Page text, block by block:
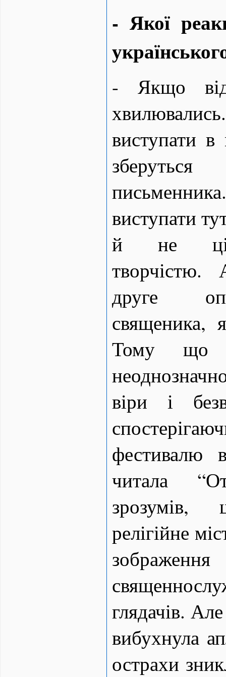
- Якої
- Якщо
виступати
виступати
й не
друге
священика,
Тому що
віри і
фестивалю
читала
релігійне
зображення
глядачів.
вибухнула
острахи